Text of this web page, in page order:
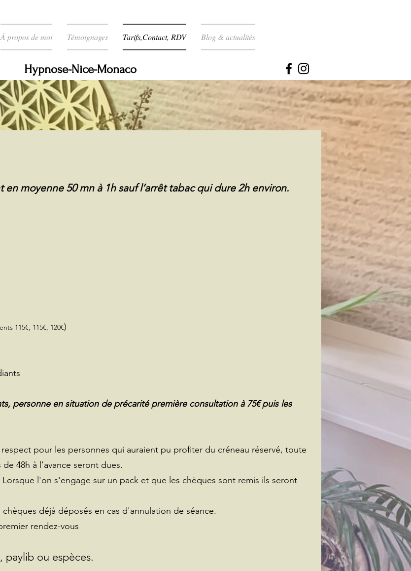
À propos de moi Témoignages Tarifs,Contact, RDV Blog & actualités
Hypnose-Nice-Monaco
en moyenne 50 mn à 1h sauf l’arrêt tabac qui dure 2h environ.
115€, 115€, 120€)
personne en situation de précarité première consultation à 75€ puis les
pour les personnes qui auraient pu profiter du créneau réservé, toute
48h à l’avance seront dues.
l'on s'engage sur un pack et que les chèques sont remis ils seront
déjà déposés en cas d'annulation de séance.
rendez-vous
paylib ou espèces.